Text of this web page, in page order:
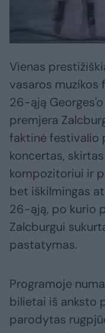
Vienas
vasaros
26-ąją Georges'o
premjera
faktinė festivalio
koncertas,
kompozitoriui ir
bet iškilmingas
26-ąją, po kurio
Zalcburgui
pastatymas.
Programoje
bilietai iš anksto
parodytas